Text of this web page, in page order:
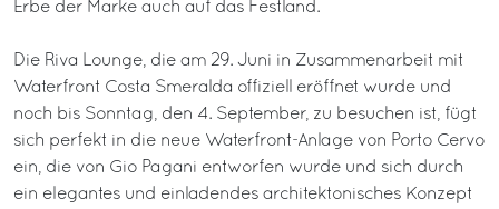
Erbe der Marke auch auf das Festland.
Die Riva Lounge, die am 29. Juni in Zusammenarbeit mit
Waterfront Costa Smeralda offiziell eröffnet wurde und
noch bis Sonntag, den 4. September, zu besuchen ist, fügt
sich perfekt in die neue Waterfront-Anlage von Porto Cervo
ein, die von Gio Pagani entworfen wurde und sich durch
ein elegantes und einladendes architektonisches Konzept